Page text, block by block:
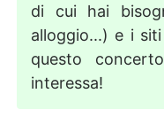
di cui hai
alloggio...) e i
questo
interessa!